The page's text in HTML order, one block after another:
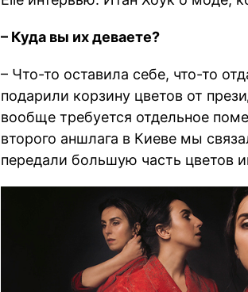
– Куда вы их деваете?
– Что-то оставила себе, что-то
подарили корзину цветов от
вообще требуется отдельное
второго аншлага в Киеве мы
передали большую часть цветов